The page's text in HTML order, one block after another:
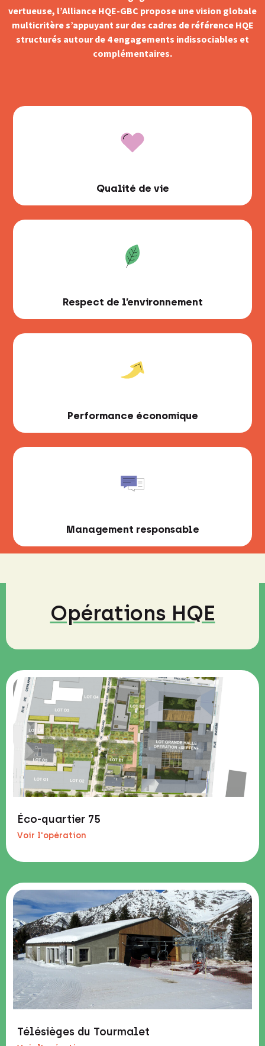
vertueuse, l’Alliance HQE-GBC propose une vision globale
multicritère s’appuyant sur des cadres de référence HQE
structurés autour de 4 engagements indissociables et
complémentaires.
Qualité de vie
Respect de l’environnement
Performance économique
Management responsable
Opérations HQE
Éco-quartier 75
Voir l'opération
Télésièges du Tourmalet